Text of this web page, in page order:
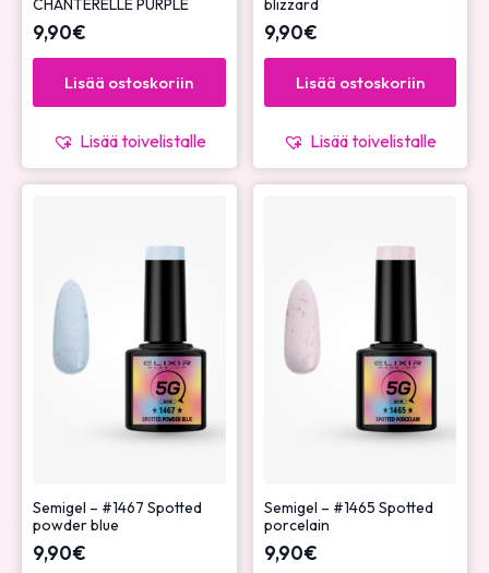
CHANTERELLE PURPLE
9,90€
Lisää ostoskoriin
Lisää toivelistalle
blizzard
9,90€
Lisää ostoskoriin
Lisää toivelistalle
Semigel – #1467 Spotted
powder blue
9,90€
Semigel – #1465 Spotted
porcelain
9,90€